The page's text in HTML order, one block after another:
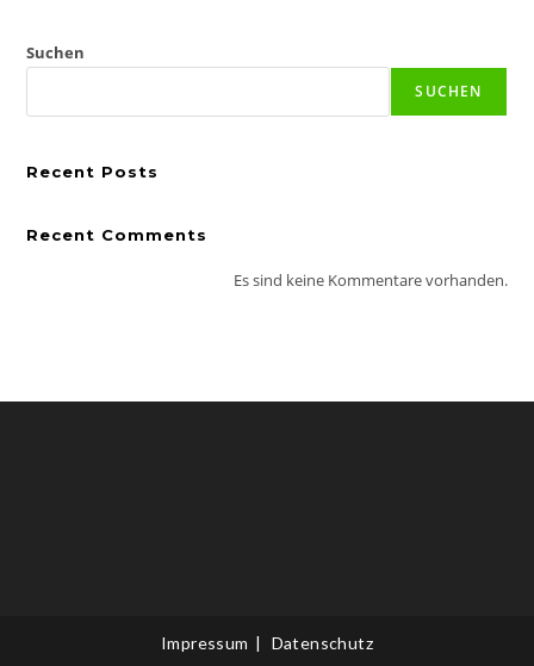
Suchen
SUCHEN
Recent Posts
Recent Comments
Es sind keine Kommentare vorhanden.
Impressum Datenschutz